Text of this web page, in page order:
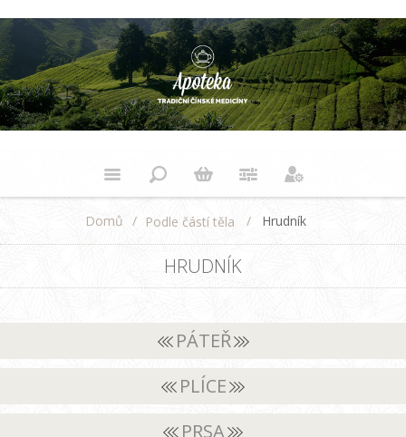
Domů / Podle částí těla / Hrudník
HRUDNÍK
PÁTEŘ
PLÍCE
PRSA